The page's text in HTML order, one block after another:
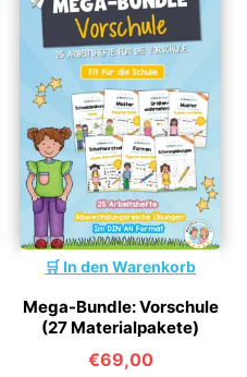
In den Warenkorb
Mega-Bundle: Vorschule
(27 Materialpakete)
€69,00